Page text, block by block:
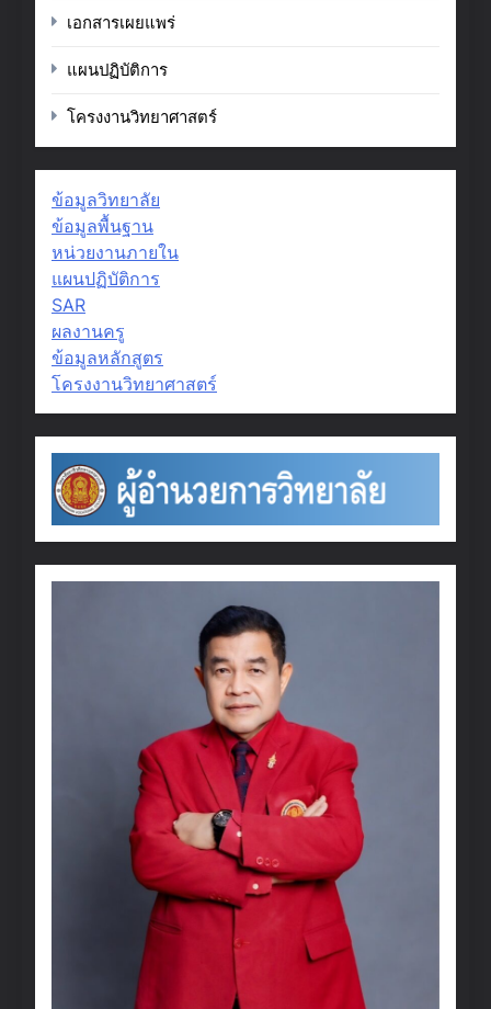
เอกสารเผยแพร่
แผนปฏิบัติการ
โครงงานวิทยาศาสตร์
ข้อมูลวิทยาลัย
ข้อมูลพื้นฐาน
หน่วยงานภายใน
แผนปฏิบัติการ
SAR
ผลงานครู
ข้อมูลหลักสูตร
โครงงานวิทยาศาสตร์